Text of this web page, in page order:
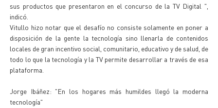
sus productos que presentaron en el concurso de la TV Digital ",
indicó.
Vitullo hizo notar que el desafío no consiste solamente en poner a
disposición de la gente la tecnología sino llenarla de contenidos
locales de gran incentivo social, comunitario, educativo y de salud, de
todo lo que la tecnología y la TV permite desarrollar a través de esa
plataforma.
Jorge Ibáñez: "En los hogares más humildes llegó la moderna
tecnología"